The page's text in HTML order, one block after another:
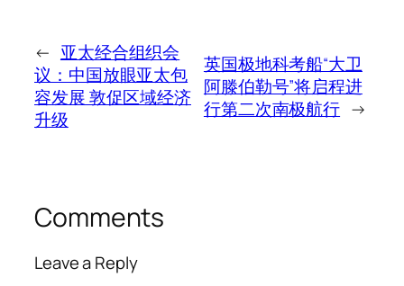
← 亚太经合组织会
议：中国放眼亚太包
容发展 敦促区域经济
升级
英国极地科考船“大卫
阿滕伯勒号”将启程进
行第二次南极航行 →
Comments
Leave a Reply